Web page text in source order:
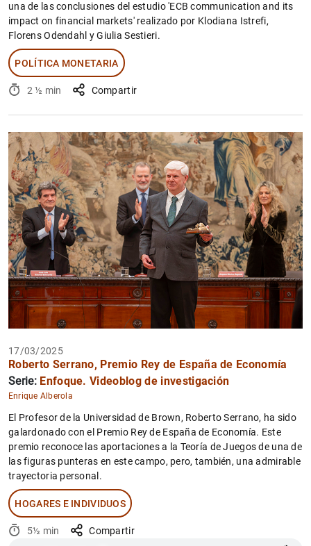
una de las conclusiones del estudio 'ECB communication and its
impact on financial markets' realizado por Klodiana Istrefi,
Florens Odendahl y Giulia Sestieri.
POLÍTICA MONETARIA
2 ½ min Compartir
17/03/2025
Roberto Serrano, Premio Rey de España de Economía
Serie: Enfoque. Videoblog de investigación
Enrique Alberola
El Profesor de la Universidad de Brown, Roberto Serrano, ha sido
galardonado con el Premio Rey de España de Economía. Este
premio reconoce las aportaciones a la Teoría de Juegos de una de
las figuras punteras en este campo, pero, también, una admirable
trayectoria personal.
HOGARES E INDIVIDUOS
5½ min Compartir